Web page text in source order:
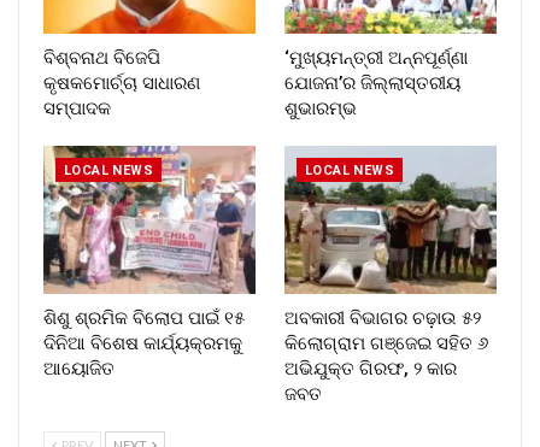
ବିଶ୍ବନାଥ ବିଜେପି
କୃଷକମୋର୍ଚ୍ଚା ସାଧାରଣ
ସମ୍ପାଦକ
‘ମୁଖ୍ୟମନ୍ତ୍ରୀ ଅନ୍ନପୂର୍ଣ୍ଣା
ଯୋଜନା’ର ଜିଲ୍ଲାସ୍ତରୀୟ
ଶୁଭାରମ୍ଭ
LOCAL NEWS
ଶିଶୁ ଶ୍ରମିକ ବିଲୋପ ପାଇଁ ୧୫
ଦିନିଆ ବିଶେଷ କାର୍ଯ୍ୟକ୍ରମକୁ
ଆୟୋଜିତ
LOCAL NEWS
ଅବକାରୀ ବିଭାଗର ଚଢ଼ାଉ ୫୨
କିଲୋଗ୍ରାମ ଗଞ୍ଜେଇ ସହିତ ୬
ଅଭିଯୁକ୍ତ ଗିରଫ, ୨ କାର
ଜବତ